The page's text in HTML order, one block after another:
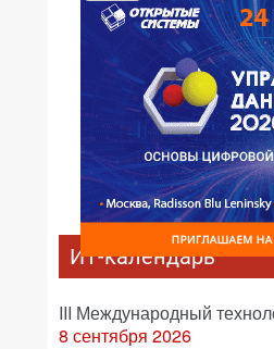
ИТ-календарь
III Международный
8 сентября 2026